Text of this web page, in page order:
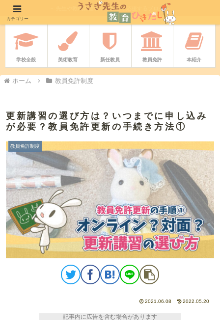
－ 先生や教職志望者をやさしく応援するブログ －
学校全般 美術教育 新任教員 教員免許 本紹介
ホーム 教員免許制度
更新講習の選び方は？いつまでに申し込み
が必要？教員免許更新の手続き方法①
教員免許制度
2021.06.08 2022.05.20
記事内に広告を含む場合があります
カテゴリー